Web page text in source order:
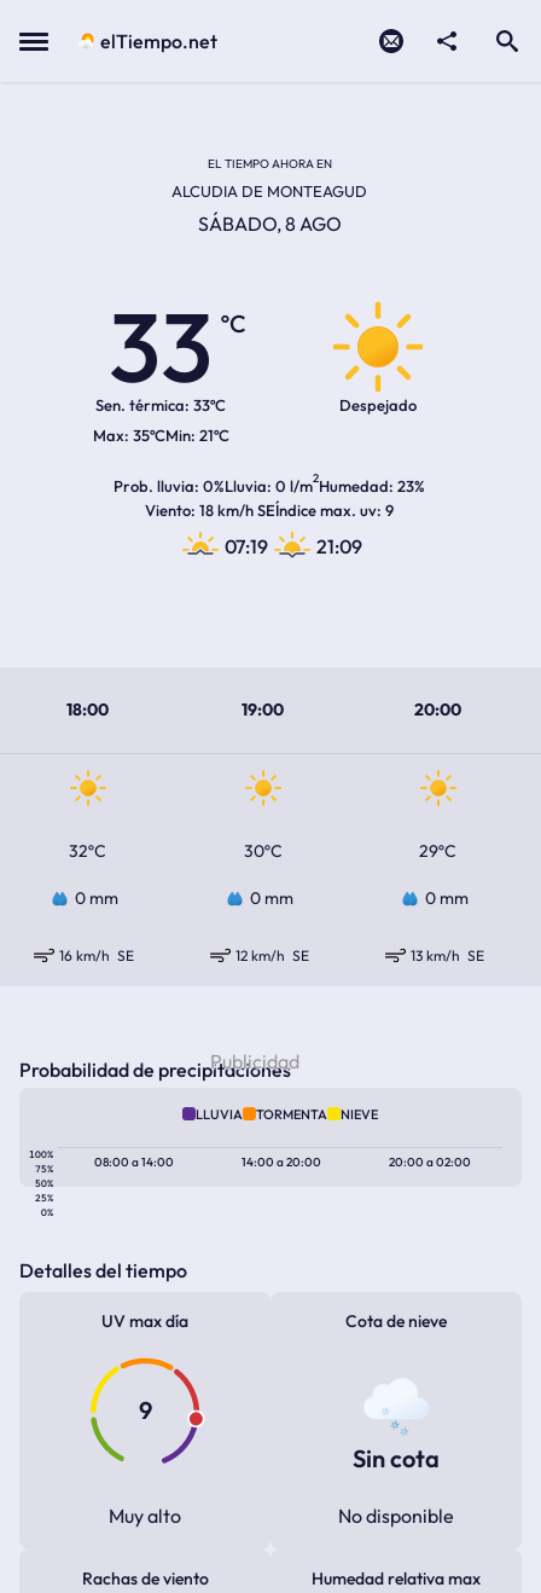
Menu elTiempo.net
EL TIEMPO AHORA EN
ALCUDIA DE MONTEAGUD
SÁBADO, 8 AGO
33
ºC
Sen. térmica: 33ºC
35ºC 21ºC
Despejado
Prob. lluvia 0%Lluvia 0 l/m2Humedad 23%
Viento 18 km/h SEÍndice max. uv 9
07:19 21:09
18:00 19:00 20:00
32ºC 30ºC 29ºC
0 mm 0 mm 0 mm
16 km/h SE 12 km/h SE 13 km/h SE
Probabilidad de precipitaciones
LLUVIA TORMENTA NIEVE
100%
75%
50%
25%
0%
08:00a14:00 14:00a20:00 20:00a02:00
Detalles del tiempo
UV max día
9
Muy alto
Cota de nieve
Sin cota
No disponible
Rachas de viento Humedad relativa max